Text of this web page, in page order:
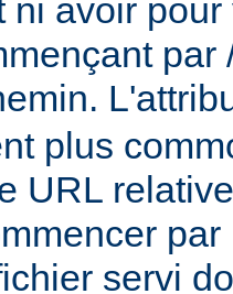
ni avoir
par
plus
URL
servi